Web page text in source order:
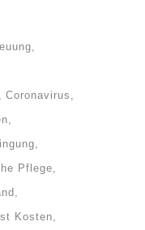
Coronavirus
Pflege
Kosten